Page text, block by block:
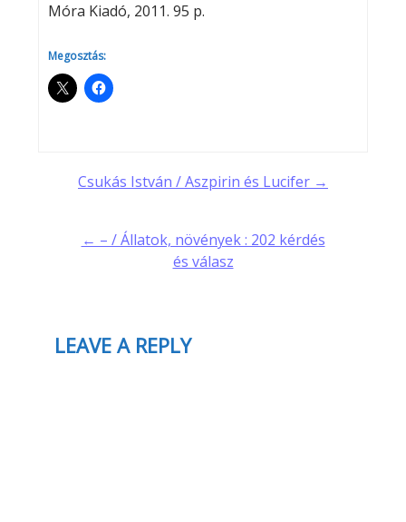
Móra Kiadó, 2011. 95 p.
Megosztás:
Post
navigation
Csukás István / Aszpirin és Lucifer →
← – / Állatok, növények : 202 kérdés
és válasz
LEAVE A REPLY